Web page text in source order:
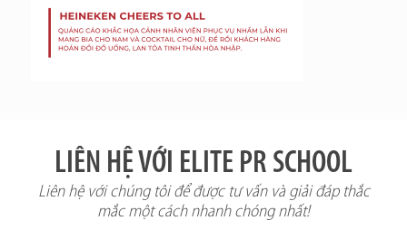
LIÊN HỆ VỚI ELITE PR SCHOOL
Liên hệ với chúng tôi để được tư vấn và giải đáp thắc
mắc một cách nhanh chóng nhất!